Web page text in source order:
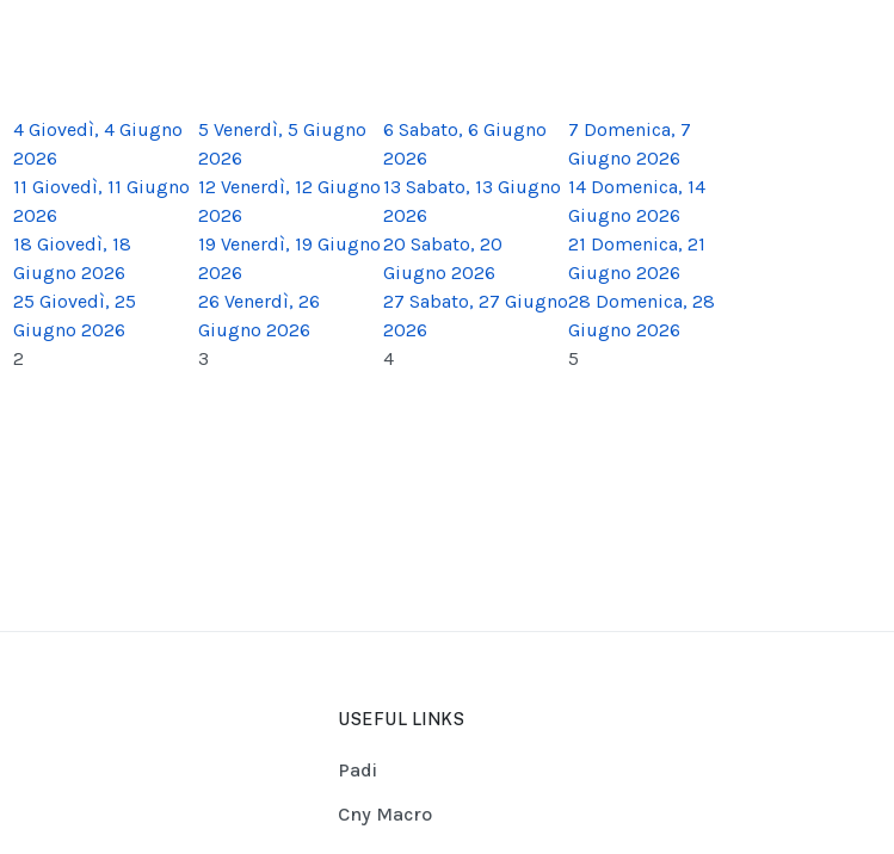
4 Giovedì, 4 Giugno
2026
5 Venerdì, 5 Giugno
2026
6 Sabato, 6 Giugno
2026
7 Domenica, 7
Giugno 2026
11 Giovedì, 11 Giugno
2026
12 Venerdì, 12 Giugno
2026
13 Sabato, 13 Giugno
2026
14 Domenica, 14
Giugno 2026
18 Giovedì, 18
Giugno 2026
19 Venerdì, 19 Giugno
2026
20 Sabato, 20
Giugno 2026
21 Domenica, 21
Giugno 2026
25 Giovedì, 25
Giugno 2026
26 Venerdì, 26
Giugno 2026
27 Sabato, 27 Giugno
2026
28 Domenica, 28
Giugno 2026
2 3 4 5
USEFUL LINKS
Padi
Cny Macro